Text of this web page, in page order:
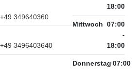
+49 349640360
+49 3496403640
18:00
Mittwoch 07:00
-
18:00
Donnerstag 07:00